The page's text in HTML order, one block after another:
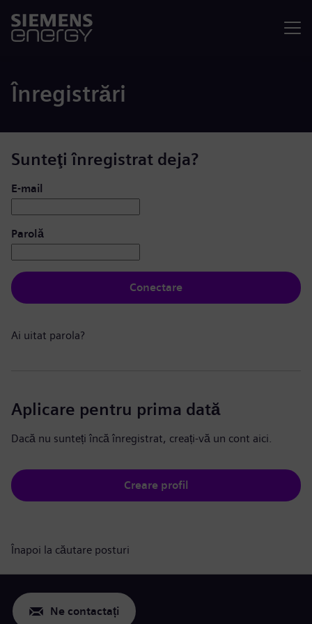
Înregistrări
Sunteţi înregistrat deja?
Conectare: utilizator și parolă
E-mail
Parolă
Conectare
Ai uitat parola?
Aplicare pentru prima dată
Dacă nu sunteți încă înregistrat, creați-vă un cont aici.
Creare profil
Înapoi la căutare posturi
Ne contactați